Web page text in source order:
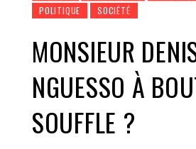
POLITIQUE
SOCIÉTÉ
MONSIEUR
NGUESSO À
SOUFFLE ?